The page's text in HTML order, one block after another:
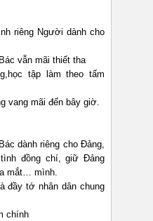
riêng Người dành cho
vẫn mãi thiết tha
tập làm theo tấm
vang mãi đến bây giờ.
dành riêng cho Đảng,
đồng chí, giữ Đảng
mắt… mình.
đầy tớ nhân dân chung
chính